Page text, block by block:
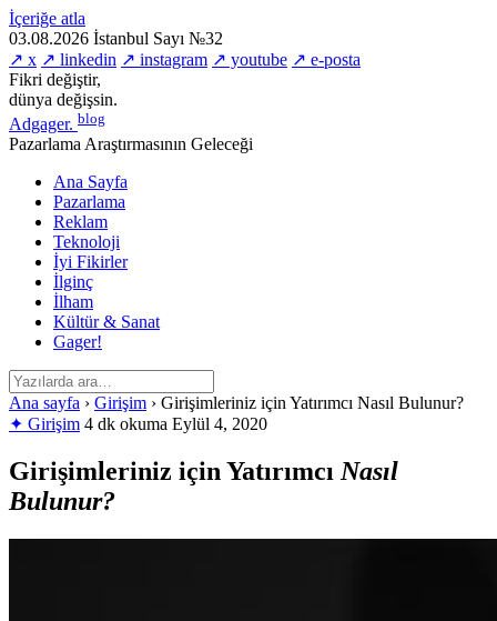
İçeriğe atla
03.08.2026 İstanbul Sayı №32
↗ x ↗ linkedin ↗ instagram ↗ youtube ↗ e-posta
Fikri değiştir,
dünya değişsin.
Adgager. blog
Pazarlama Araştırmasının Geleceği
Ana Sayfa
Pazarlama
Reklam
Teknoloji
İyi Fikirler
İlginç
İlham
Kültür & Sanat
Gager!
Ana sayfa › Girişim › Girişimleriniz için Yatırımcı Nasıl Bulunur?
✦ Girişim 4 dk okuma Eylül 4, 2020
Girişimleriniz için YatırımcıNasıl
Bulunur?